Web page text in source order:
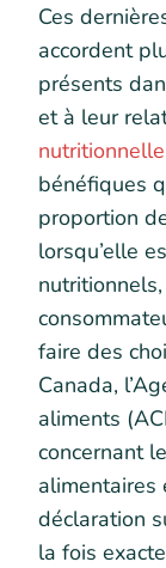
Ces
accordent
présents
et à leur
nutritionnelle
bénéfiques
proportion
lorsqu’elle
faire des
Canada,
aliments
concernant
alimentaires
déclaration
la fois